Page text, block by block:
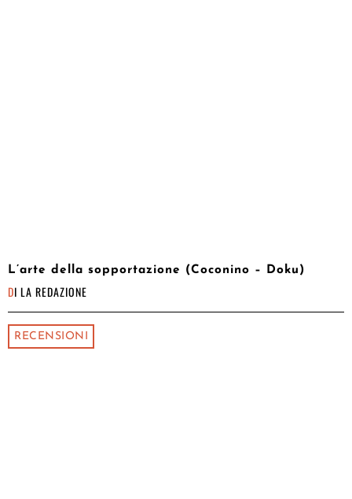
L’arte della sopportazione (Coconino – Doku)
DI LA REDAZIONE
RECENSIONI